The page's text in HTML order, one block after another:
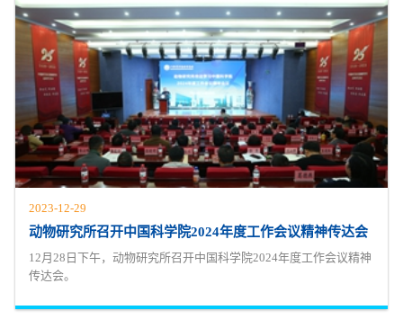
2023-12-29
动物研究所召开中国科学院2024年度工作会议精神传达会
12月28日下午，动物研究所召开中国科学院2024年度工作会议精神
传达会。